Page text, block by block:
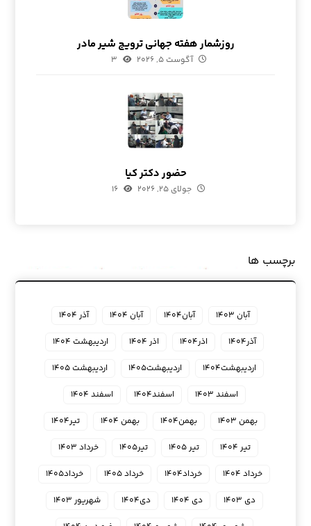
روزشمار هفته جهانی ترویج شیر مادر
آگوست ۵, ۲۰۲۶ ۳
حضور دکتر کیا
جولای ۲۵, ۲۰۲۶ ۱۶
برچسب ها
آبان ۱۴۰۳ آبان۱۴۰۴ آبان ۱۴۰۴
آذر ۱۴۰۴
آذر۱۴۰۴
اذر۱۴۰۴ اذر ۱۴۰۴
اردیبهشت ۱۴۰۴
اردیبهشت۱۴۰۴
اردیبهشت۱۴۰۵
اردیبهشت ۱۴۰۵
اسفند ۱۴۰۳
اسفند۱۴۰۴
اسفند ۱۴۰۴
بهمن ۱۴۰۳
بهمن۱۴۰۴ بهمن ۱۴۰۴
تیر۱۴۰۴
تیر ۱۴۰۴
تیر ۱۴۰۵ تیر۱۴۰۵
خرداد ۱۴۰۳
خرداد ۱۴۰۴
خرداد۱۴۰۴ خرداد ۱۴۰۵
خرداد۱۴۰۵
دی ۱۴۰۳
دی ۱۴۰۴ دی۱۴۰۴
شهریور ۱۴۰۳